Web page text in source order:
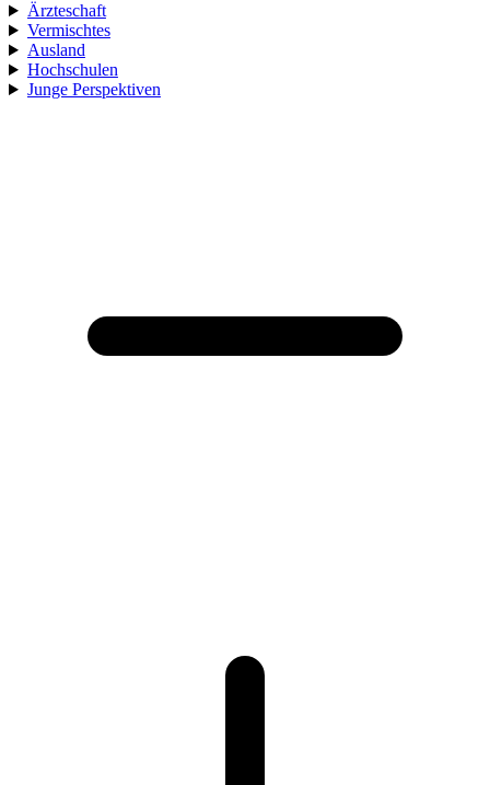
Ärzteschaft
Vermischtes
Ausland
Hochschulen
Junge Perspektiven